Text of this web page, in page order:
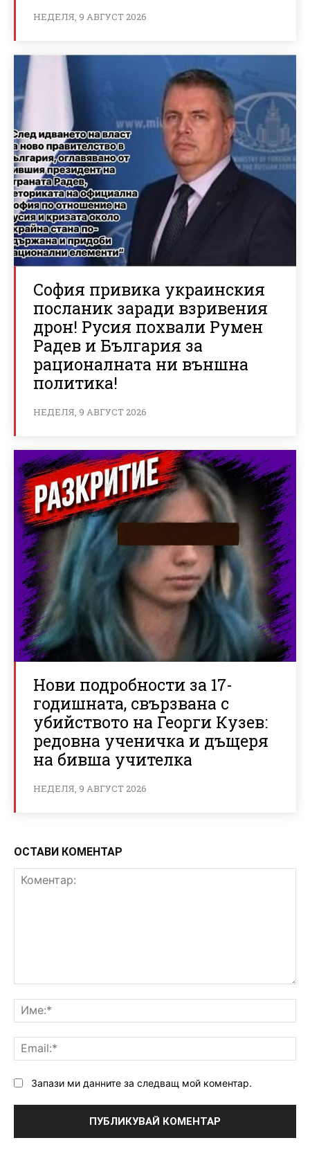
НЕДЕЛЯ, 9 АВГУСТ 2026
София привика украинския
посланик заради взривения
дрон! Русия похвали Румен
Радев и България за
рационалната ни външна
политика!
НЕДЕЛЯ, 9 АВГУСТ 2026
Нови подробности за 17-
годишната, свързвана с
убийството на Георги Кузев:
редовна ученичка и дъщеря
на бивша учителка
НЕДЕЛЯ, 9 АВГУСТ 2026
ОСТАВИ КОМЕНТАР
Запази ми данните за следващ мой коментар.